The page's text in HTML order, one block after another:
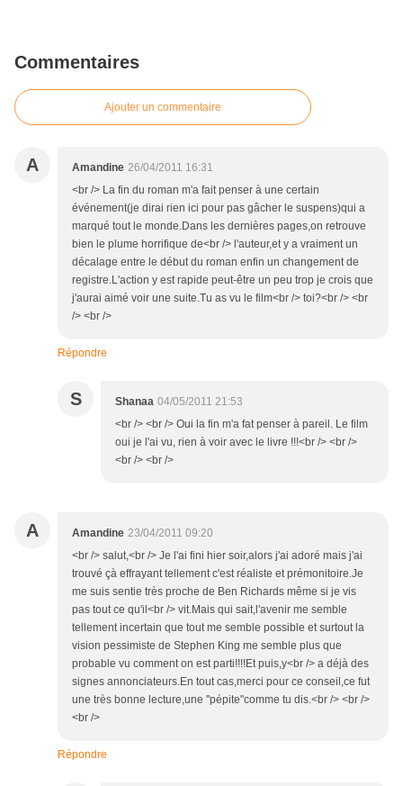
Commentaires
Ajouter un commentaire
A Amandine 26/04/2011 16:31
<br /> La fin du roman m'a fait penser à une certain
événement(je dirai rien ici pour pas gâcher le suspens)qui a
marqué tout le monde.Dans les dernières pages,on retrouve
bien le plume horrifique de<br /> l'auteur,et y a vraiment un
décalage entre le début du roman enfin un changement de
registre.L'action y est rapide peut-être un peu trop je crois que
j'aurai aimé voir une suite.Tu as vu le film<br /> toi?<br /> <br
/> <br />
Répondre
S Shanaa 04/05/2011 21:53
<br /> <br /> Oui la fin m'a fat penser à pareil. Le film
oui je l'ai vu, rien à voir avec le livre !!!<br /> <br />
<br /> <br />
A Amandine 23/04/2011 09:20
<br /> salut,<br /> Je l'ai fini hier soir,alors j'ai adoré mais j'ai
trouvé çà effrayant tellement c'est réaliste et prémonitoire.Je
me suis sentie très proche de Ben Richards même si je vis
pas tout ce qu'il<br /> vit.Mais qui sait,l'avenir me semble
tellement incertain que tout me semble possible et surtout la
vision pessimiste de Stephen King me semble plus que
probable vu comment on est parti!!!!Et puis,y<br /> a déjà des
signes annonciateurs.En tout cas,merci pour ce conseil,ce fut
une très bonne lecture,une "pépite"comme tu dis.<br /> <br />
<br />
Répondre